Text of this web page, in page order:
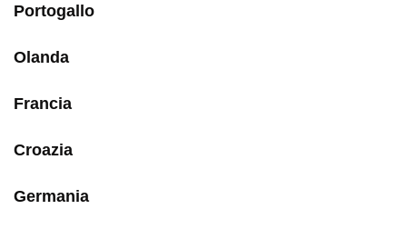
Portogallo
Olanda
Francia
Croazia
Germania